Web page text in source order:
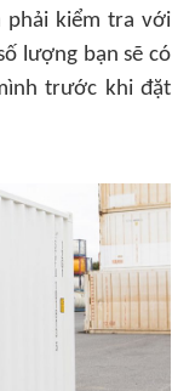
phải kiểm tra với
lượng bạn sẽ có
trước khi đặt